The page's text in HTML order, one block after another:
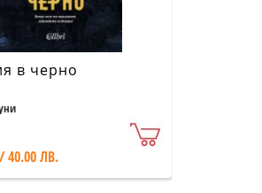
в черно
40.00 ЛВ.